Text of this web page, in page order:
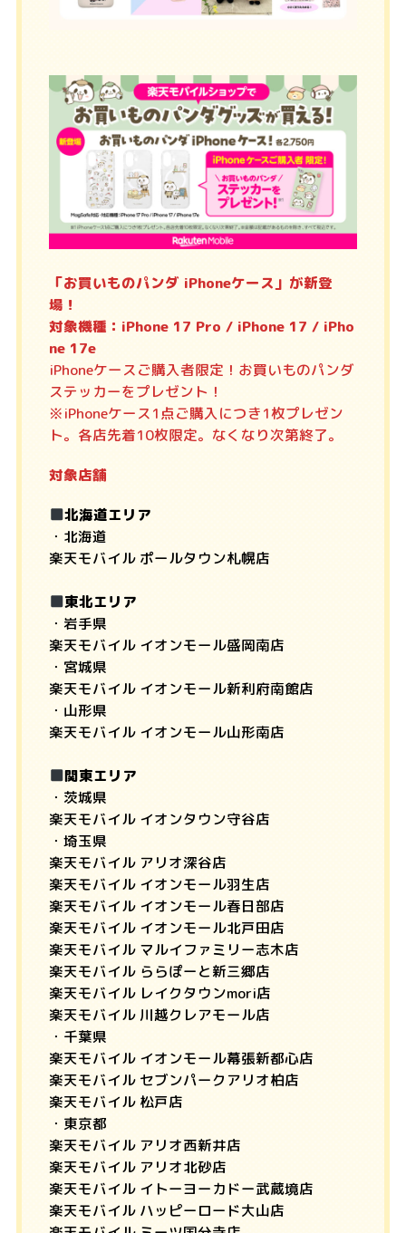
「お買いものパンダ iPhoneケース」が新登
場！
対象機種：iPhone 17 Pro / iPhone 17 / iPho
ne 17e
iPhoneケースご購入者限定！お買いものパンダ
ステッカーをプレゼント！
※iPhoneケース1点ご購入につき1枚プレゼン
ト。各店先着10枚限定。なくなり次第終了。
対象店舗
北海道エリア
・北海道
楽天モバイル ポールタウン札幌店
東北エリア
・岩手県
楽天モバイル イオンモール盛岡南店
・宮城県
楽天モバイル イオンモール新利府南館店
・山形県
楽天モバイル イオンモール山形南店
関東エリア
・茨城県
楽天モバイル イオンタウン守谷店
・埼玉県
楽天モバイル アリオ深谷店
楽天モバイル イオンモール羽生店
楽天モバイル イオンモール春日部店
楽天モバイル イオンモール北戸田店
楽天モバイル マルイファミリー志木店
楽天モバイル ららぽーと新三郷店
楽天モバイル レイクタウンmori店
楽天モバイル 川越クレアモール店
・千葉県
楽天モバイル イオンモール幕張新都心店
楽天モバイル セブンパークアリオ柏店
楽天モバイル 松戸店
・東京都
楽天モバイル アリオ西新井店
楽天モバイル アリオ北砂店
楽天モバイル イトーヨーカドー武蔵境店
楽天モバイル ハッピーロード大山店